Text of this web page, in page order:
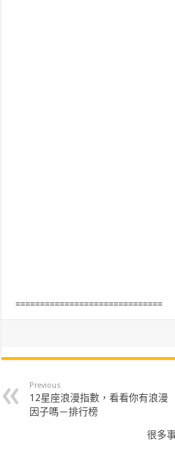
==============================
Previous
12星座浪漫指數，看看你有浪漫
因子嗎－排行榜
很多